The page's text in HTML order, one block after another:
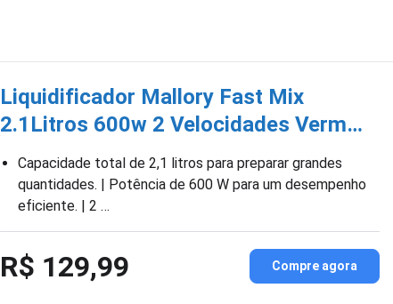
Liquidificador Mallory Fast Mix
2.1Litros 600w 2 Velocidades Verm…
Capacidade total de 2,1 litros para preparar grandes
quantidades. | Potência de 600 W para um desempenho
eficiente. | 2 …
R$ 129,99 Compre agora